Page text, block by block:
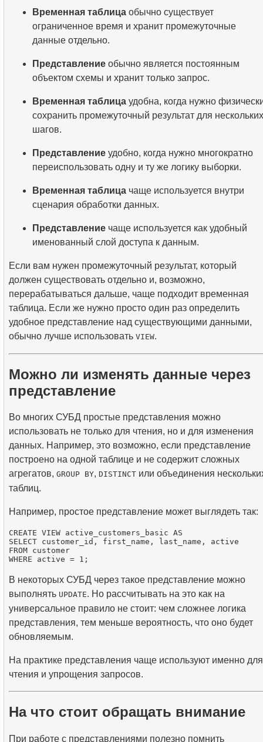
Временная таблица обычно существует
ограниченное время и хранит промежуточные
данные отдельно.
Представление обычно является постоянным
объектом схемы и хранит только запрос.
Временная таблица удобна, когда нужно
сохранить промежуточный результат для нескольких
шагов.
Представление удобно, когда нужно многократно
переиспользовать одну и ту же логику выборки.
Временная таблица чаще используется внутри
сценария обработки данных.
Представление чаще используется как удобный
именованный слой доступа к данным.
Если вам нужен промежуточный результат, который
должен существовать отдельно и, возможно,
перерабатываться дальше, чаще подходит временная
таблица. Если же нужно просто один раз определить
удобное представление над существующими данными,
обычно лучше использовать VIEW.
Можно ли изменять данные через
представление
Во многих СУБД простые представления можно
использовать не только для чтения, но и для изменения
данных. Например, это возможно, если представление
построено на одной таблице и не содержит сложных
агрегатов, GROUP BY, DISTINCT или объединения
таблиц.
Например, простое представление может выглядеть так:
CREATE VIEW active_customers_basic AS
SELECT customer_id, first_name, last_name, active
FROM customer
В некоторых СУБД через такое представление можно
выполнять UPDATE. Но рассчитывать на это как на
универсальное правило не стоит: чем сложнее логика
представления, тем меньше вероятность, что оно будет
обновляемым.
На практике представления чаще используют именно для
чтения и упрощения запросов.
На что стоит обращать внимание
При работе с представлениями полезно помнить